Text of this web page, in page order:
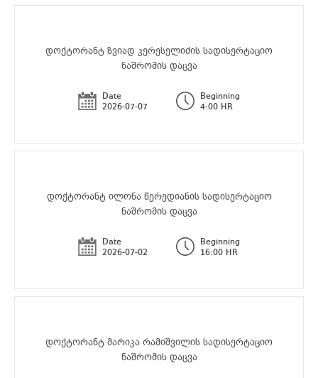
დოქტორანტ ზვიად კერესელიძის სადისერტაციო
ნაშრომის დაცვა
Date
2026-07-07
Beginning
4:00 HR
დოქტორანტ ილონა წერედიანის სადისერტაციო
ნაშრომის დაცვა
Date
2026-07-02
Beginning
16:00 HR
დოქტორანტ მარიკა რამიშვილის სადისერტაციო
ნაშრომის დაცვა